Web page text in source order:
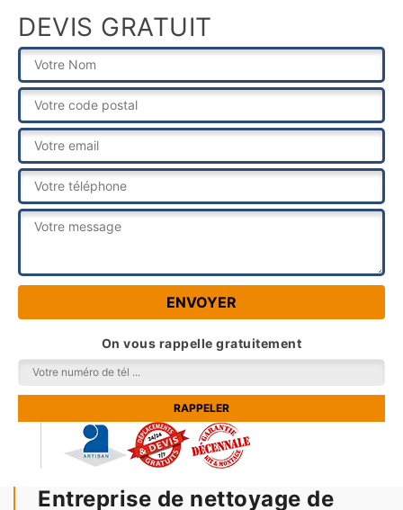
DEVIS GRATUIT
On vous rappelle gratuitement
Entreprise de nettoyage de